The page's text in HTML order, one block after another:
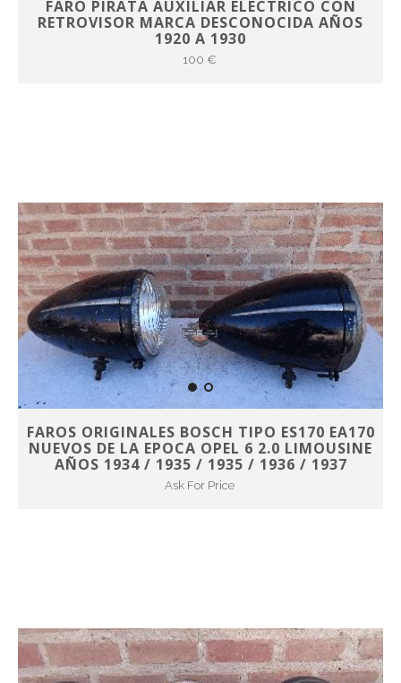
FARO PIRATA AUXILIAR ELECTRICO CON
RETROVISOR MARCA DESCONOCIDA AÑOS
1920 A 1930
100 €
FAROS ORIGINALES BOSCH TIPO ES170 EA170
NUEVOS DE LA EPOCA OPEL 6 2.0 LIMOUSINE
AÑOS 1934 / 1935 / 1935 / 1936 / 1937
Ask For Price